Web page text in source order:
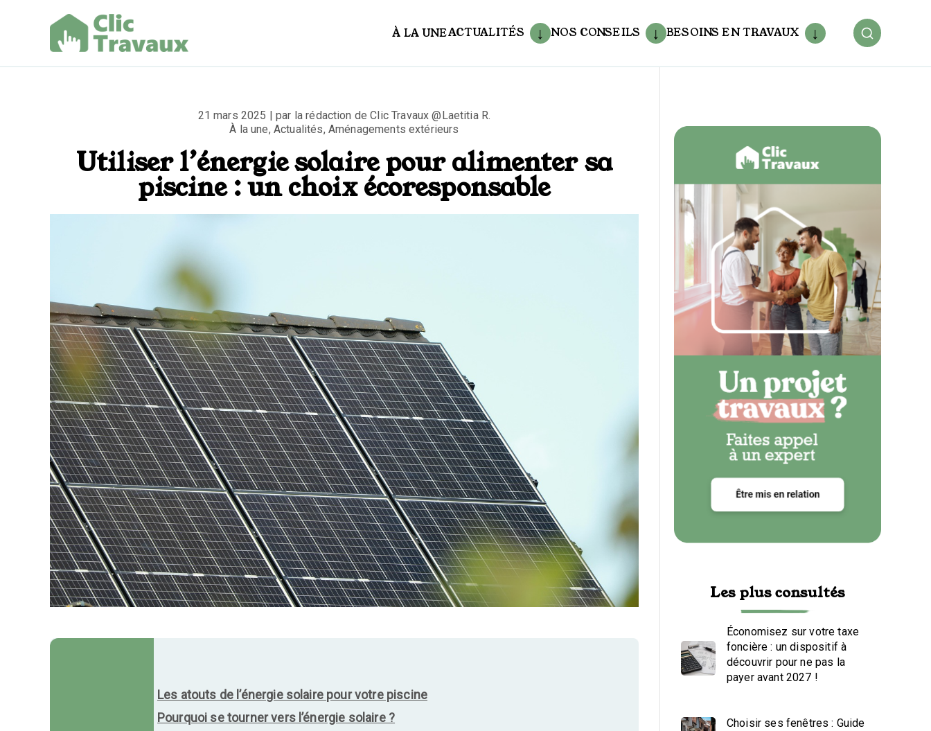
À LA UNEACTUALITÉS NOS CONSEILS BESOINS EN TRAVAUX
21 mars 2025 | par la rédaction de Clic Travaux @Laetitia R.
À la une, Actualités, Aménagements extérieurs
Utiliser l’énergie solaire pour alimenter sa
piscine : un choix écoresponsable
Les atouts de l’énergie solaire pour votre piscine
Pourquoi se tourner vers l’énergie solaire ?
Les plus consultés
Économisez sur votre taxe
foncière : un dispositif à
découvrir pour ne pas la
payer avant 2027 !
Choisir ses fenêtres : Guide